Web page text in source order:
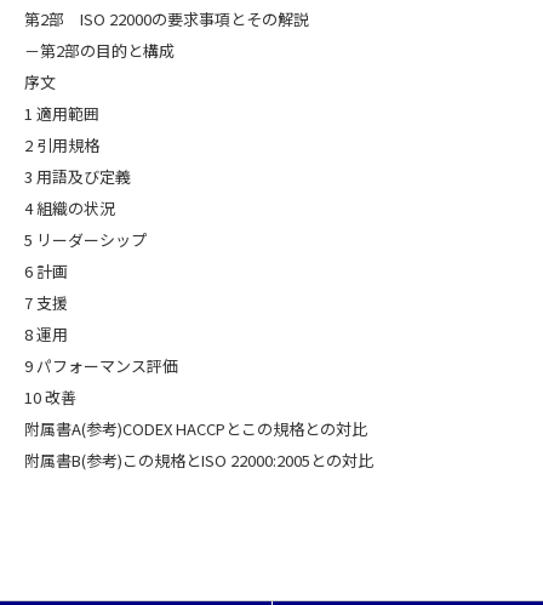
第2部 ISO 22000の要求事項とその解説
－第2部の目的と構成
序文
1 適用範囲
2 引用規格
3 用語及び定義
4 組織の状況
5 リーダーシップ
6 計画
7 支援
8 運用
9 パフォーマンス評価
10 改善
附属書A(参考)CODEX HACCPとこの規格との対比
附属書B(参考)この規格とISO 22000:2005との対比